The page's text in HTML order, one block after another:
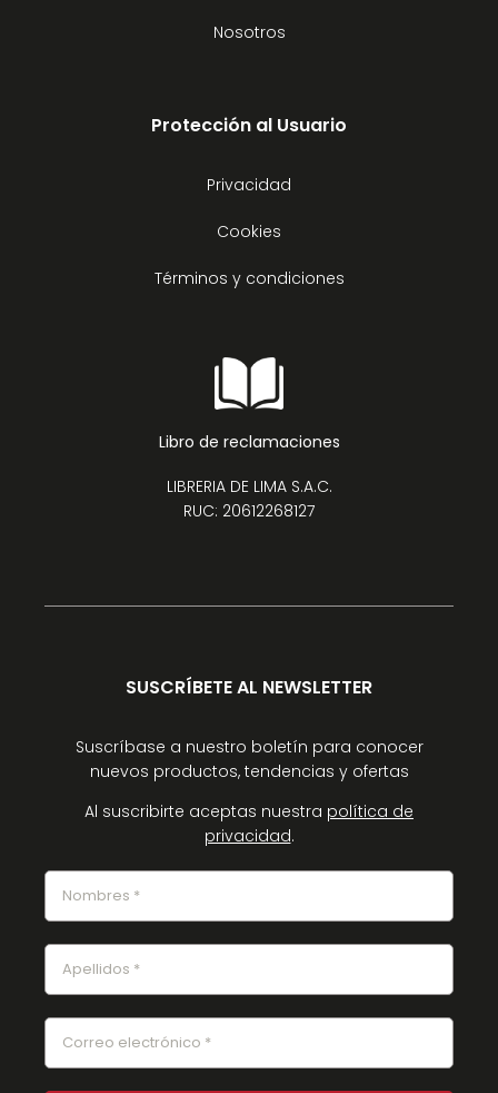
Nosotros
Protección al Usuario
Privacidad
Cookies
Términos y condiciones
Libro de reclamaciones
LIBRERIA DE LIMA S.A.C.
RUC: 20612268127
SUSCRÍBETE AL NEWSLETTER
Suscríbase a nuestro boletín para conocer
nuevos productos, tendencias y ofertas
Al suscribirte aceptas nuestra política de
privacidad.